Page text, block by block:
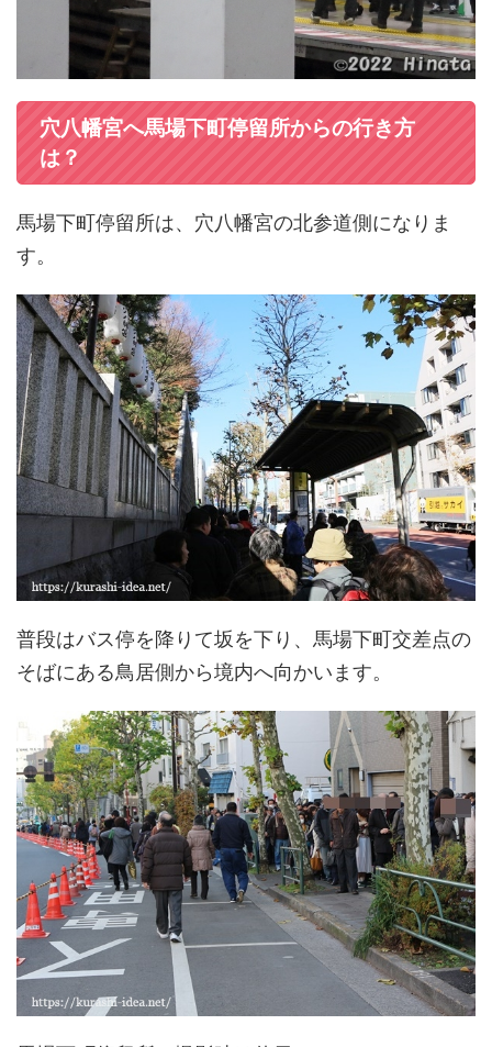
穴八幡宮へ馬場下町停留所からの行き方
は？
馬場下町停留所は、穴八幡宮の北参道側になりま
す。
普段はバス停を降りて坂を下り、馬場下町交差点の
そばにある鳥居側から境内へ向かいます。